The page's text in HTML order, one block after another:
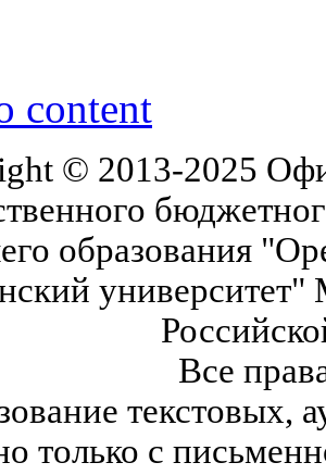
content
© 2013-2025
образования
университет"
Все
текстовых,
только с